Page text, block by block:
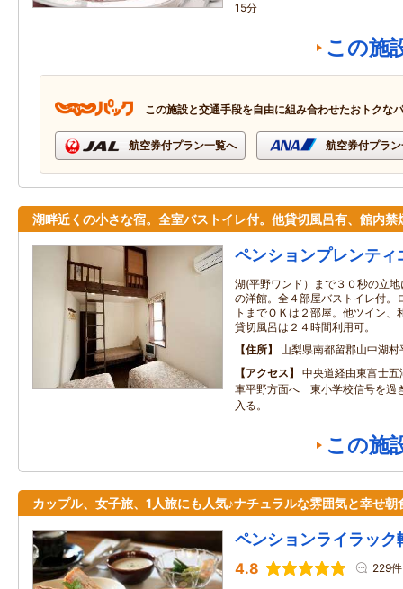
15分
この施
この施設と交通手段を自由に組み合わせたおトクな
航空券付プラン一覧へ 航空券付プラ
湖畔近くの小さな宿。全室バストイレ付。他貸切風呂有、館内禁
ペンションプレンティ
湖(平野ワンド）まで３０秒の立
の洋館。全４部屋バストイレ付。
トまでＯＫは２部屋。他ツイン
貸切風呂は２４時間利用可。
住所
山梨県南都留郡山中湖
アクセス
中央道経由東富士
車平野方面へ 東小学校信号を過
入る。
この施
カップル、女子旅、1人旅にも人気♪ナチュラルな雰囲気と幸せ朝
ペンションライラック
4.8 229件